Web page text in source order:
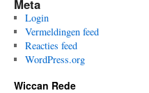
Meta
Login
Vermeldingen feed
Reacties feed
WordPress.org
Wiccan Rede